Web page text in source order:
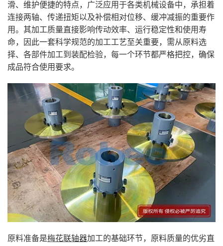
滑、维护便捷的特点，广泛应用于各类机械设备中，承担着
连接两轴、传递扭矩以及补偿相对位移、缓冲减振的重要作
用。其加工质量直接影响传动效率、运行稳定性和使用寿
命，因此一套科学规范的加工工艺至关重要，需从原料选
择、各部件加工到装配检验，每一个环节都严格把控，确保
成品符合使用要求。
原料准备是梅花联轴器加工的基础环节，原料质量的优劣直